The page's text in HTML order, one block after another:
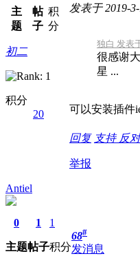
主
题
帖
子
积
分
初二
积分
20
发表于 2019-
独白 发表
很感谢
星 ...
可以安装插件
回复 支持 反对
举报
Antiel
0
主题
1
帖子
1
积分
68#
发消息